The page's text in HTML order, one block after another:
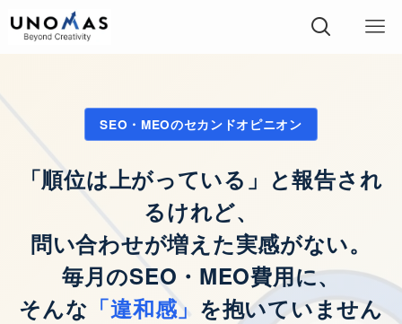
SEO・MEOのセカンドオピニオン
「順位は上がっている」と報告され
るけれど、
問い合わせが増えた実感がない。
毎月のSEO・MEO費用に、
そんな 「違和感」 を抱いていません